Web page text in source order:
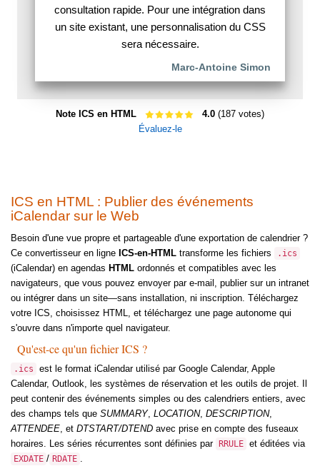
consultation rapide. Pour une intégration dans
un site existant, une personnalisation du CSS
sera nécessaire.
Marc-Antoine Simon
Note ICS en HTML 4.0 (187 votes)
Évaluez-le
ICS en HTML : Publier des événements
iCalendar sur le Web
Besoin d'une vue propre et partageable d'une exportation de calendrier ?
Ce convertisseur en ligne ICS-en-HTML transforme les fichiers .ics
(iCalendar) en agendas HTML ordonnés et compatibles avec les
navigateurs, que vous pouvez envoyer par e-mail, publier sur un intranet
ou intégrer dans un site—sans installation, ni inscription. Téléchargez
votre ICS, choisissez HTML, et téléchargez une page autonome qui
s'ouvre dans n'importe quel navigateur.
Qu'est-ce qu'un fichier ICS ?
.ics
est le format iCalendar utilisé par Google Calendar, Apple
Calendar, Outlook, les systèmes de réservation et les outils de projet. Il
peut contenir des événements simples ou des calendriers entiers, avec
des champs tels que SUMMARY, LOCATION, DESCRIPTION,
ATTENDEE, et DTSTART/DTEND avec prise en compte des fuseaux
horaires. Les séries récurrentes sont définies par
RRULE et éditées via
EXDATE / RDATE .